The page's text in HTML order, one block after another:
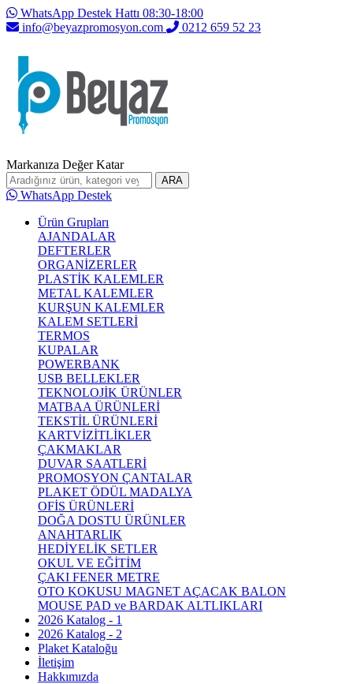
WhatsApp Destek Hattı 08:30-18:00
info@beyazpromosyon.com
0212 659 52 23
Markanıza Değer Katar
ARA
WhatsApp Destek
Ürün Grupları
AJANDALAR
DEFTERLER
ORGANİZERLER
PLASTİK KALEMLER
METAL KALEMLER
KURŞUN KALEMLER
KALEM SETLERİ
TERMOS
KUPALAR
POWERBANK
USB BELLEKLER
TEKNOLOJİK ÜRÜNLER
MATBAA ÜRÜNLERİ
TEKSTİL ÜRÜNLERİ
KARTVİZİTLİKLER
ÇAKMAKLAR
DUVAR SAATLERİ
PROMOSYON ÇANTALAR
PLAKET ÖDÜL MADALYA
OFİS ÜRÜNLERİ
DOĞA DOSTU ÜRÜNLER
ANAHTARLIK
HEDİYELİK SETLER
OKUL VE EĞİTİM
ÇAKI FENER METRE
OTO KOKUSU MAGNET AÇACAK BALON
MOUSE PAD ve BARDAK ALTLIKLARI
2026 Katalog - 1
2026 Katalog - 2
Plaket Kataloğu
İletişim
Hakkımızda